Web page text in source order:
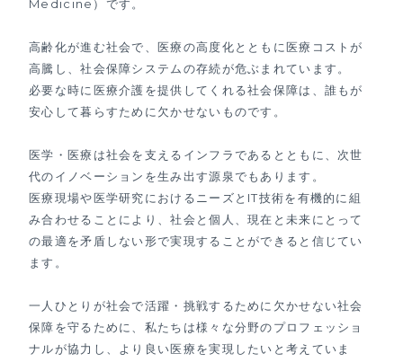
Medicine）です。
高齢化が進む社会で、医療の高度化とともに医療コストが
高騰し、社会保障システムの存続が危ぶまれています。
必要な時に医療介護を提供してくれる社会保障は、誰もが
安心して暮らすために欠かせないものです。
医学・医療は社会を支えるインフラであるとともに、次世
代のイノベーションを生み出す源泉でもあります。
医療現場や医学研究におけるニーズとIT技術を有機的に組
み合わせることにより、社会と個人、現在と未来にとって
の最適を矛盾しない形で実現することができると信じてい
ます。
一人ひとりが社会で活躍・挑戦するために欠かせない社会
保障を守るために、私たちは様々な分野のプロフェッショ
ナルが協力し、より良い医療を実現したいと考えていま